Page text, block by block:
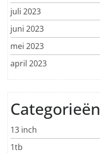
juli 2023
juni 2023
mei 2023
april 2023
Categorieën
13 inch
1tb